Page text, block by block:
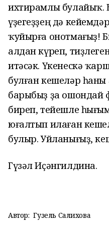
ихтирамлы булайыҡ.
үҙегеҙҙең дә
ҡуйырға онотмағыҙ!
алдан күреп,
итәсәк. Үкенескә
булған кешеләр һаны
барыбыҙ ҙа ошондай
биреп, тейешле
юғалтып илаған
булыр. Уйланығыҙ,
Гүзәл Иҫәнгилдина.
Автор: Гузель Салихова